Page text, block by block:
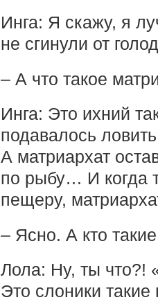
Инга: Я скажу, я
не сгинули от
– А что такое
Инга: Это ихний
подавалось
А матриархат
по рыбу… И когда
пещеру,
– Ясно. А кто
Лола: Ну, ты что?!
Это слоники